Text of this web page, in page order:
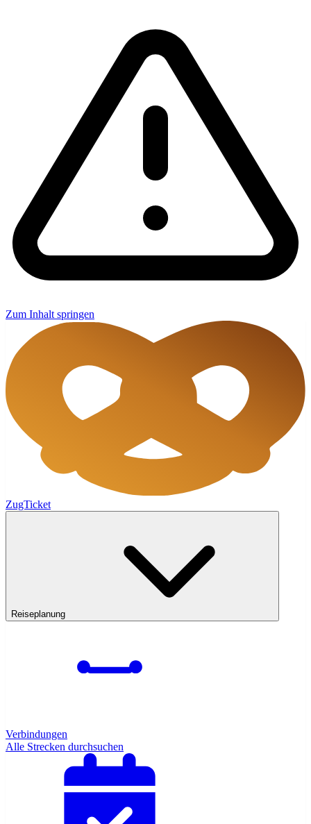
Zum Inhalt springen
ZugTicket
Reiseplanung
Verbindungen
Alle Strecken durchsuchen